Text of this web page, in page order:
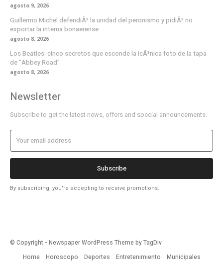
agosto 9, 2026
Guillermo Michel defendiÃ³ la unidad del peronismo y pidiÃ³ no
exportar la interna bonaerense
agosto 8, 2026
Los Beatles: cinco secretos que esconde la icÃ³nica foto de la tapa
de “Abbey Road”
agosto 8, 2026
Newsletter
Subscribe to get the latest news, offers and special announcements.
Subscribe
By subscribing, you're accepting to receive promotions.
© Copyright - Newspaper WordPress Theme by TagDiv
Home
Horoscopo Deportes Entretenimiento Municipales